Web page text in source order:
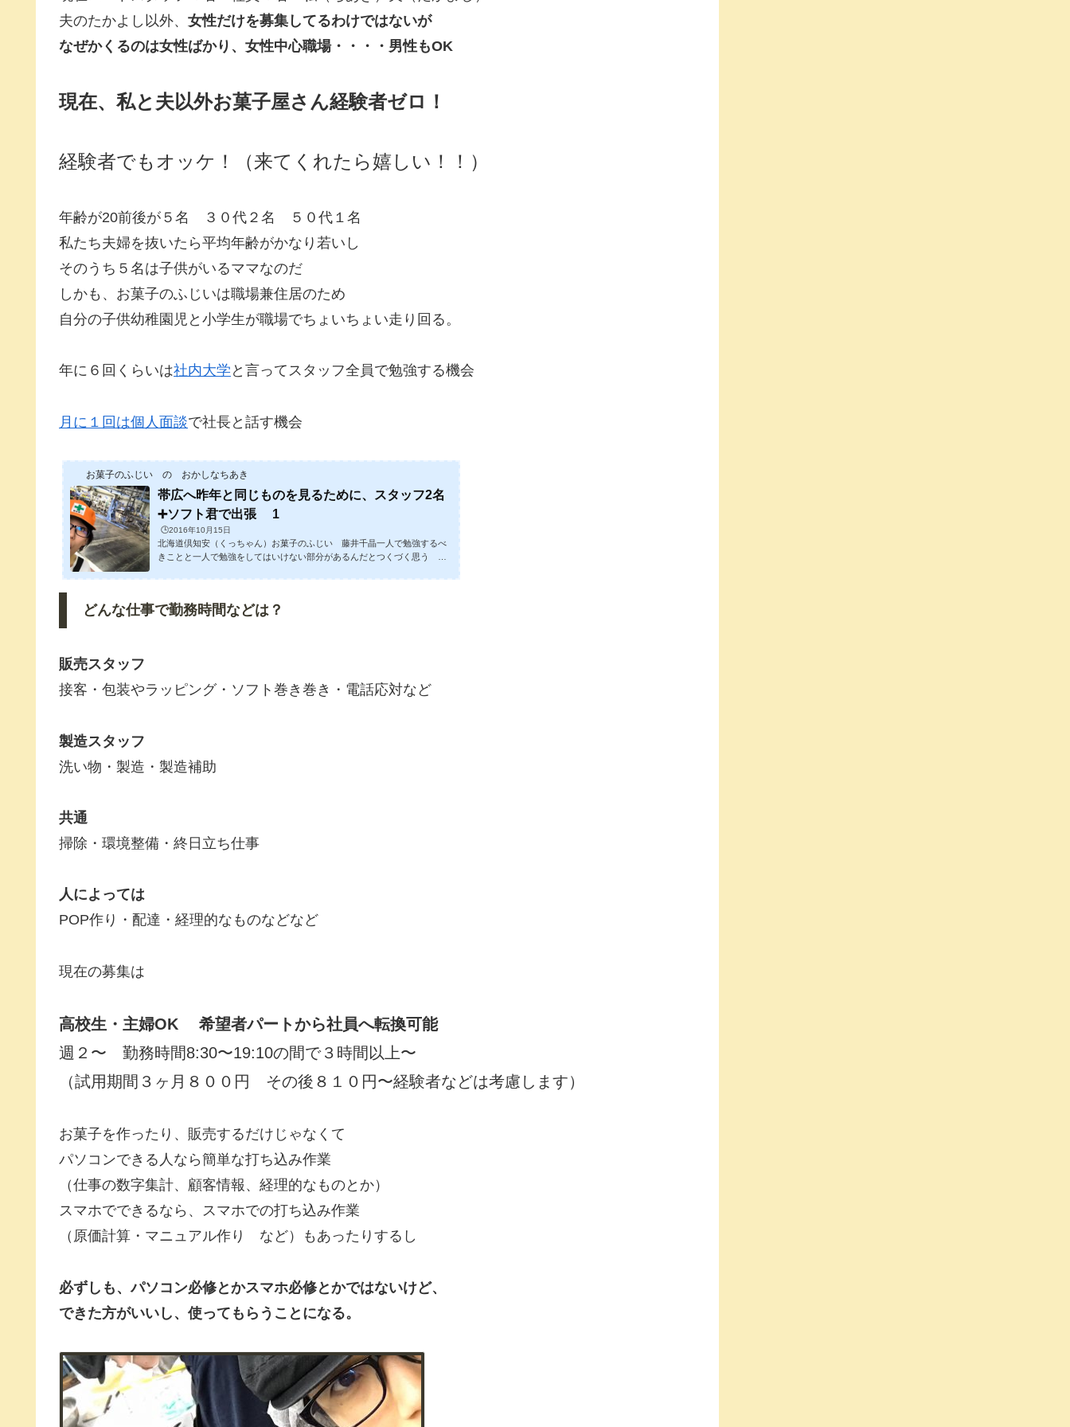
夫のたかよし以外、 女性だけを募集してるわけではないが
なぜかくるのは女性ばかり、女性中心職場・・・・男性もOK
現在、私と夫以外お菓子屋さん経験者ゼロ！
経験者でもオッケ！（来てくれたら嬉しい！！）
年齢が20前後が５名 ３０代２名 ５０代１名
私たち夫婦を抜いたら平均年齢がかなり若いし
そのうち５名は子供がいるママなのだ
しかも、お菓子のふじいは職場兼住居のため
自分の子供幼稚園児と小学生が職場でちょいちょい走り回る。
年に６回くらいは社内大学 と言ってスタッフ全員で勉強する機会
月に１回は個人面談で社長と話す機会
お菓子のふじい の おかしなちあき
帯広へ昨年と同じものを見るために、スタッフ2名
➕ソフト君で出張 1
🕒️2016年10月15日
北海道倶知安（くっちゃん）お菓子のふじい 藤井千晶一人で勉強するべ
きことと一人で勉強をしてはいけない部分があるんだとつくづく思う お
と思う今回は東京の経営塾の仲間が東京・埼玉・広島から集まり帯広池田
どんな仕事で勤務時間などは？
販売スタッフ
接客・包装やラッピング・ソフト巻き巻き・電話応対など
製造スタッフ
洗い物・製造・製造補助
共通
掃除・環境整備・終日立ち仕事
人によっては
POP作り・配達・経理的なものなどなど
現在の募集は
高校生・主婦OK 希望者パートから社員へ転換可能
週２〜 勤務時間8:30〜19:10の間で３時間以上〜
（試用期間３ヶ月８００円 その後８１０円〜経験者などは考慮します）
お菓子を作ったり、販売するだけじゃなくて
パソコンできる人なら簡単な打ち込み作業
（仕事の数字集計、顧客情報、経理的なものとか）
スマホでできるなら、スマホでの打ち込み作業
（原価計算・マニュアル作り など）もあったりするし
必ずしも、パソコン必修とかスマホ必修とかではないけど、
できた方がいいし、使ってもらうことになる。